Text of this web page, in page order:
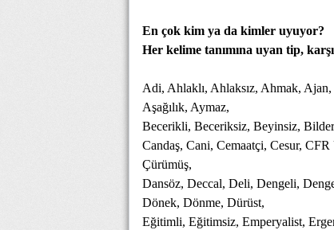
En çok kim ya da kimler uyuyor?
Her kelime tanımına uyan tip,
Adi, Ahlaklı, Ahlaksız, Ahmak, Ajan,
Aşağılık, Aymaz,
Becerikli, Beceriksiz, Beyinsiz,
Candaş, Cani, Cemaatçi, Cesur,
Çürümüş,
Dansöz, Deccal, Deli, Dengeli,
Dönek, Dönme, Dürüst,
Eğitimli, Eğitimsiz, Emperyalist,